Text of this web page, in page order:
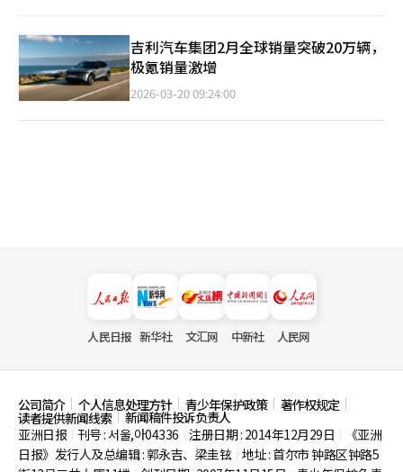
吉利汽车集团2月全球销量突破20万辆，
极氪销量激增
2026-03-20 09:24:00
人民日报 新华社 文汇网 中新社 人民网
公司简介 个人信息处理方针 青少年保护政策 著作权规定
读者提供新闻线索
新闻稿件投诉负责人
亚洲日报
刊号 : 서울,아04336 注册日期 : 2014年12月29日
《亚洲
日报》发行人及总编辑 : 郭永吉、梁圭铉 地址 : 首尔市钟路区钟路5